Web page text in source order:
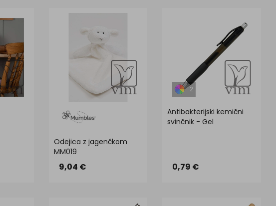
Odejica z jagenčkom
MM019
9,04 €
2
Antibakterijski kemični
svinčnik - Gel
0,79 €